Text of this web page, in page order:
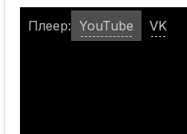
Плеер: YouTube VK